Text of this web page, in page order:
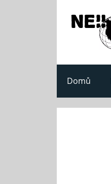
Domů